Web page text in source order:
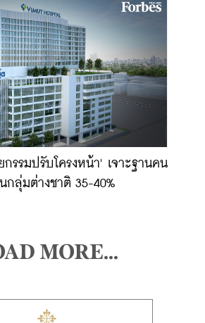
รรมปรับโครงหน้า' เจาะฐานคน
กลุ่มต่างชาติ 35-40%
MORE...